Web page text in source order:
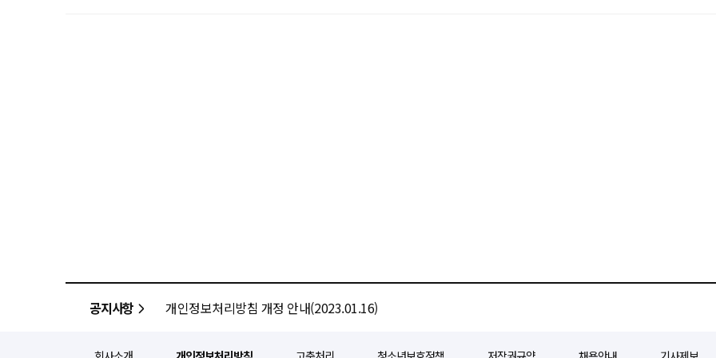
공지사항 개인정보처리방침 개정 안내(2023.01.16)